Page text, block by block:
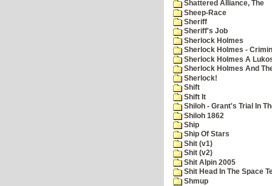
Shattered Alliance, The
Sheep-Race
Sheriff
Sheriff's Job
Sherlock Holmes
Sherlock Holmes -
Sherlock Holmes A
Sherlock Holmes And
Sherlock!
Shift
Shift It
Shiloh - Grant's Trial In
Shiloh 1862
Ship
Ship Of Stars
Shit (v1)
Shit (v2)
Shit Alpin 2005
Shit Head In The Space
Shmup